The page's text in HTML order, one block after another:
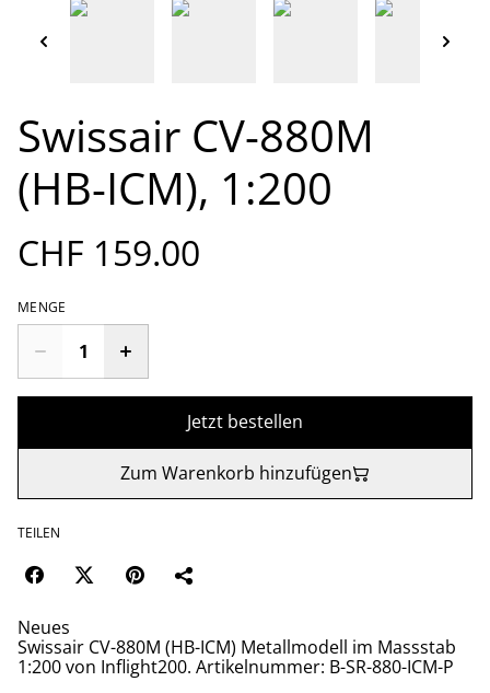
Swissair CV-880M
(HB-ICM), 1:200
CHF 159.00
MENGE
Jetzt bestellen
Zum Warenkorb hinzufügen
TEILEN
Neues
Swissair CV-880M (HB-ICM) Metallmodell im Massstab
1:200 von Inflight200. Artikelnummer: B-SR-880-ICM-P